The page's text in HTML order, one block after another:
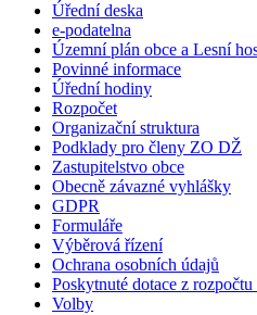
Úřední deska
e-podatelna
Územní plán obce a Lesní
Povinné informace
Úřední hodiny
Rozpočet
Organizační struktura
Podklady pro členy ZO DŽ
Zastupitelstvo obce
Obecně závazné vyhlášky
GDPR
Formuláře
Výběrová řízení
Ochrana osobních údajů
Poskytnuté dotace z
Volby